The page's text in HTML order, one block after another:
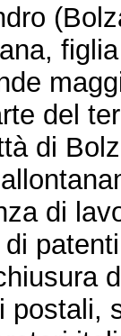
del
di
di
postali,